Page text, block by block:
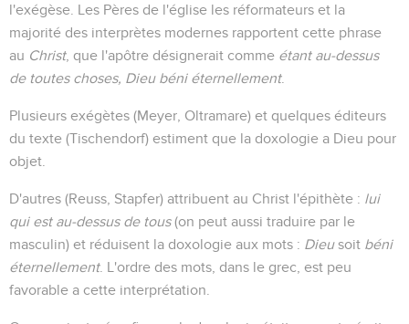
l'exégèse. Les Pères de l'église les réformateurs et la
majorité des interprètes modernes rapportent cette phrase
au Christ, que l'apôtre désignerait comme étant au-dessus
de toutes choses, Dieu béni éternellement.
Plusieurs exégètes (Meyer, Oltramare) et quelques éditeurs
du texte (Tischendorf) estiment que la doxologie a Dieu pour
objet.
D'autres (Reuss, Stapfer) attribuent au Christ l'épithète : lui
qui est au-dessus de tous(on peut aussi traduire par le
masculin) et réduisent la doxologie aux mots : Dieusoit béni
éternellement. L'ordre des mots, dans le grec, est peu
favorable a cette interprétation.